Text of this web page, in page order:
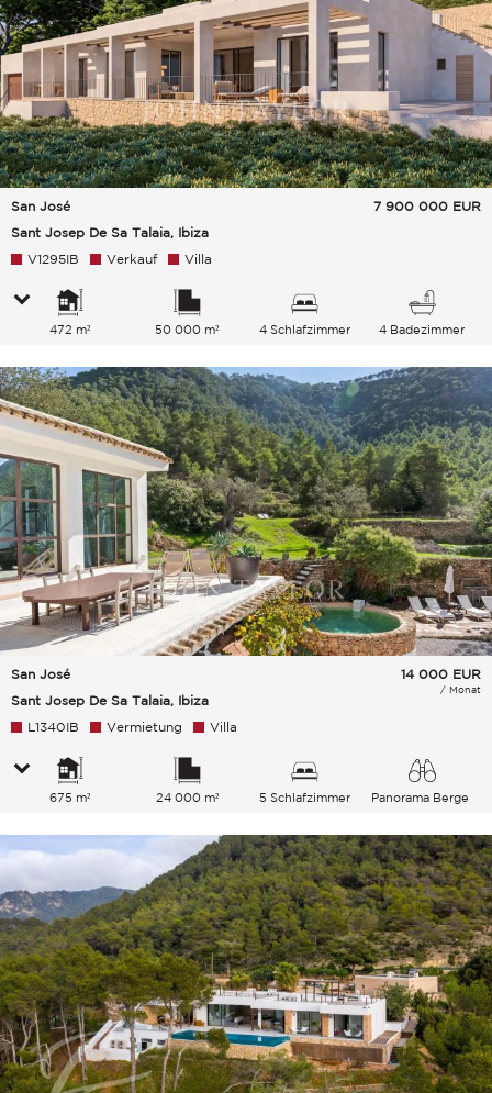
San José
Sant Josep De Sa Talaia, Ibiza
7 900 000 EUR
V1295IB Verkauf Villa
472 m² 50 000 m² 4 Schlafzimmer 4 Badezimmer
San José
Sant Josep De Sa Talaia, Ibiza
14 000 EUR
/ Monat
L1340IB Vermietung Villa
675 m² 24 000 m² 5 Schlafzimmer Panorama Berge